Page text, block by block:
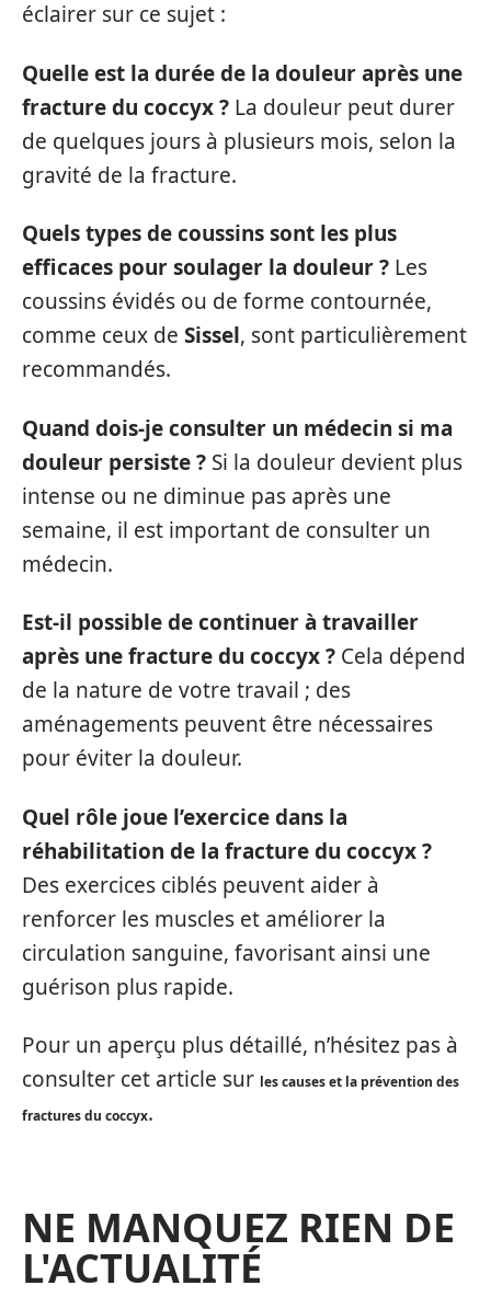
éclairer sur ce sujet :
Quelle est la durée de la douleur après une
fracture du coccyx ? La douleur peut durer
de quelques jours à plusieurs mois, selon la
gravité de la fracture.
Quels types de coussins sont les plus
efficaces pour soulager la douleur ? Les
coussins évidés ou de forme contournée,
comme ceux de Sissel, sont particulièrement
recommandés.
Quand dois-je consulter un médecin si ma
douleur persiste ? Si la douleur devient plus
intense ou ne diminue pas après une
semaine, il est important de consulter un
médecin.
Est-il possible de continuer à travailler
après une fracture du coccyx ? Cela dépend
de la nature de votre travail ; des
aménagements peuvent être nécessaires
pour éviter la douleur.
Quel rôle joue l’exercice dans la
réhabilitation de la fracture du coccyx ?
Des exercices ciblés peuvent aider à
renforcer les muscles et améliorer la
circulation sanguine, favorisant ainsi une
guérison plus rapide.
Pour un aperçu plus détaillé, n’hésitez pas à
consulter cet article sur les causes et la prévention des
fractures du coccyx.
NE MANQUEZ RIEN DE
L'ACTUALITÉ